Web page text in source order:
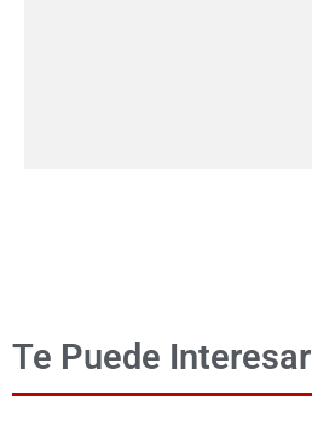
Te Puede Interesar